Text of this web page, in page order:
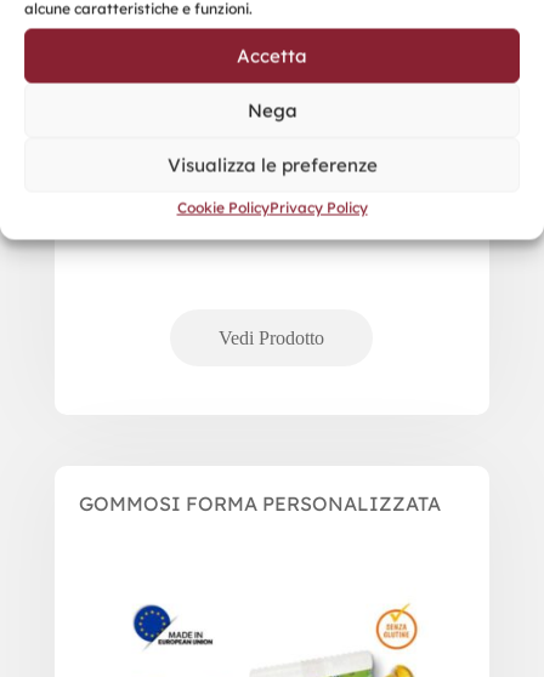
alcune caratteristiche e funzioni.
Accetta
Nega
Visualizza le preferenze
Cookie PolicyPrivacy Policy
GOMMOSI FORMA PERSONALIZZATA